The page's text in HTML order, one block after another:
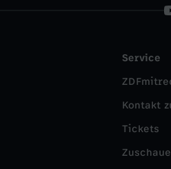
Service
Kontakt
Tickets